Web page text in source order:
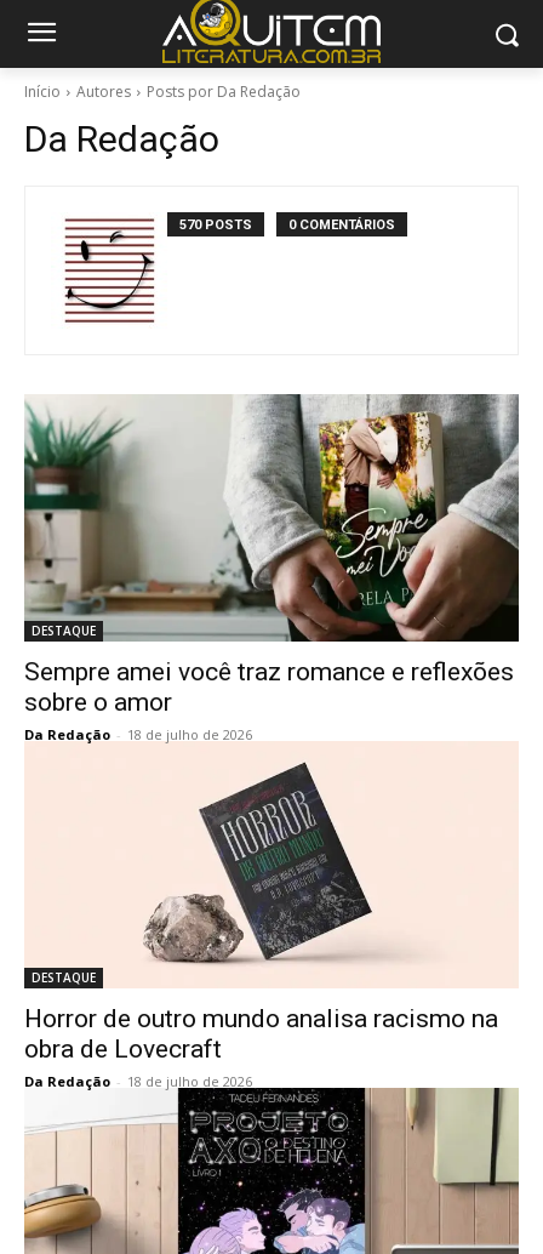
Início Autores Posts por Da Redação
Da Redação
570 POSTS 0 COMENTÁRIOS
DESTAQUE
Sempre amei você traz romance e reflexões
sobre o amor
Da Redação - 18 de julho de 2026
DESTAQUE
Horror de outro mundo analisa racismo na
obra de Lovecraft
Da Redação - 18 de julho de 2026